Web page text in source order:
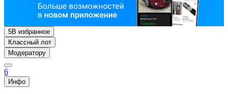
5В избранное
Классный лот
Модератору
6
Инфо